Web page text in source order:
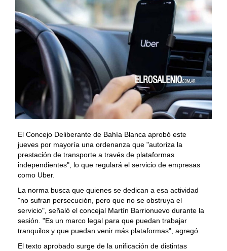
El Concejo Deliberante de Bahía Blanca aprobó este
jueves por mayoría una ordenanza que "autoriza la
prestación de transporte a través de plataformas
independientes", lo que regulará el servicio de empresas
como Uber.
La norma busca que quienes se dedican a esa actividad
"no sufran persecución, pero que no se obstruya el
servicio", señaló el concejal Martín Barrionuevo durante la
sesión. "Es un marco legal para que puedan trabajar
tranquilos y que puedan venir más plataformas", agregó.
El texto aprobado surge de la unificación de distintas